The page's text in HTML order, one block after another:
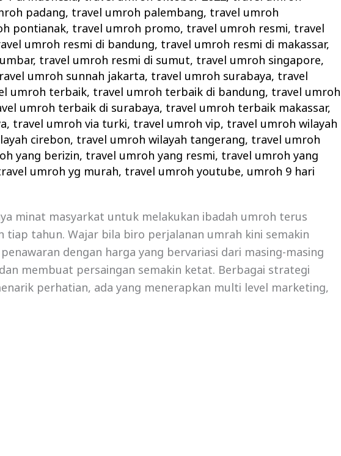
padang, travel umroh palembang, travel umroh
pontianak, travel umroh promo, travel umroh resmi, travel
umroh resmi di bandung, travel umroh resmi di makassar,
, travel umroh resmi di sumut, travel umroh singapore,
umroh sunnah jakarta, travel umroh surabaya, travel
umroh terbaik, travel umroh terbaik di bandung, travel umroh
umroh terbaik di surabaya, travel umroh terbaik makassar,
, travel umroh via turki, travel umroh vip, travel umroh wilayah
cirebon, travel umroh wilayah tangerang, travel umroh
yang berizin, travel umroh yang resmi, travel umroh yang
umroh yg murah, travel umroh youtube, umroh 9 hari
minat masyarkat untuk melakukan ibadah umroh terus
tiap tahun. Wajar bila biro perjalanan umrah kini semakin
dengan harga yang bervariasi dari masing-masing
membuat persaingan semakin ketat. Berbagai strategi
perhatian, ada yang menerapkan multi level marketing,